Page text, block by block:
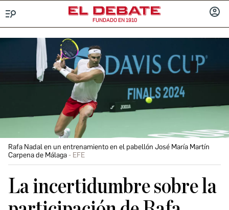
FUNDADO EN 1910
Rafa Nadal en un entrenamiento en el pabellón José María Martín
Carpena de Málaga
EFE
La incertidumbre sobre la